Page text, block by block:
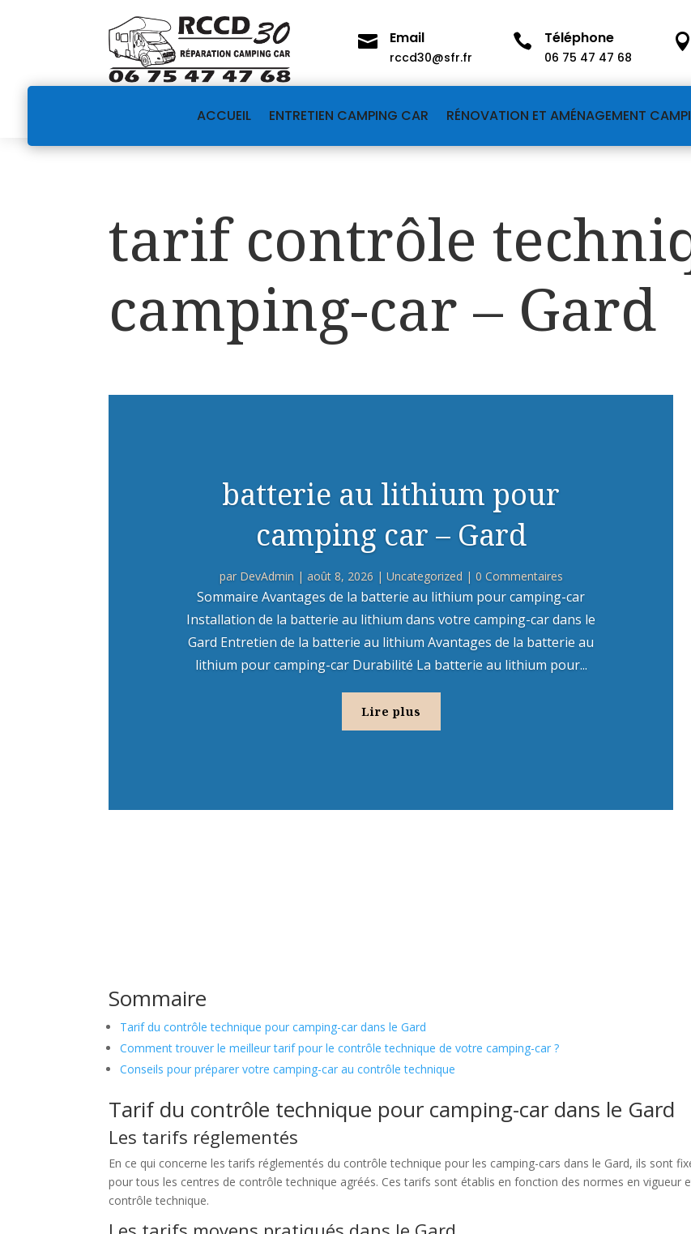
 Email
rccd30@sfr.fr
 Téléphone
06 75 47 47 68

ACCUEIL ENTRETIEN CAMPING CAR RÉNOVATION ET AMÉNAGEMENT
tarif contrôle
camping-car – Gard
batterie au lithium pour
camping car – Gard
par DevAdmin | août 8, 2026 | Uncategorized | 0 Commentaires
Sommaire Avantages de la batterie au lithium pour camping-car
Installation de la batterie au lithium dans votre camping-car dans le
Gard Entretien de la batterie au lithium Avantages de la batterie au
lithium pour camping-car Durabilité La batterie au lithium pour...
Lire plus
Sommaire
Tarif du contrôle technique pour camping-car dans le Gard
Comment trouver le meilleur tarif pour le contrôle technique de votre camping-car ?
Conseils pour préparer votre camping-car au contrôle technique
Tarif du contrôle technique pour camping-car dans le Gard
Les tarifs réglementés
En ce qui concerne les tarifs réglementés du contrôle technique pour les camping-cars dans le Gard, ils sont
pour tous les centres de contrôle technique agréés. Ces tarifs sont établis en fonction des normes en vigueur
contrôle technique.